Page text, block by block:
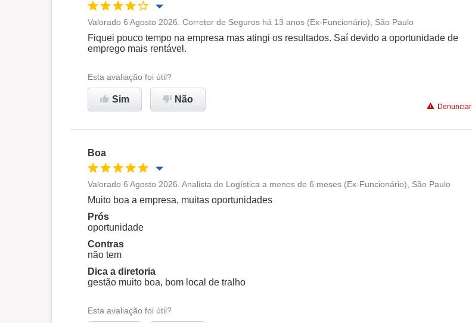
Oportunidade de promoção Conciliação com a vida familiar
Não recomenda esta
empresa
Valorado 6 Agosto 2026. Corretor de Seguros há 13 anos (Ex-Funcionário), São Paulo
Fiquei pouco tempo na empresa mas atingi os resultados. Saí devido a oportunidade de
emprego mais rentável.
Esta avaliação foi útil?
Sim Não
Denunciar
Boa
Oportunidade de promoção
Ambiente de trabalho
Conciliação com a vida familiar
Recomenda esta empresa
Valorado 6 Agosto 2026. Analista de Logística a menos de 6 meses (Ex-Funcionário), São Paulo
Muito boa a empresa, muitas oportunidades
Prós
oportunidade
Contras
não tem
Dica a diretoria
gestão muito boa, bom local de tralho
Esta avaliação foi útil?